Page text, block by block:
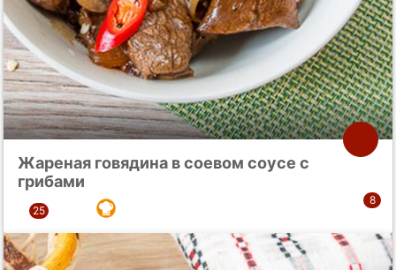
Жареная говядина в соевом соусе с
грибами